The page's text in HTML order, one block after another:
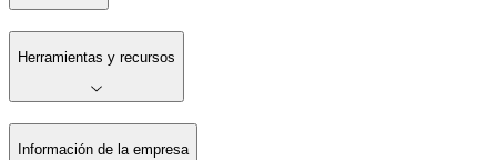
Herramientas y recursos
Información de la empresa